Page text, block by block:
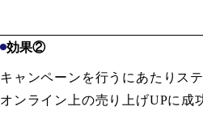
効果②
キャンペーンを行うにあたりス
オンライン上の売り上げUPに成